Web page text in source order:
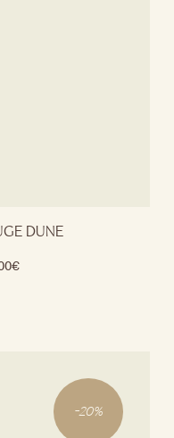
DUNE
€
-20%